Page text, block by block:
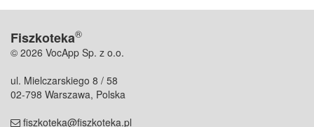
Fiszkoteka®
© 2026 VocApp Sp. z o.o.
ul. Mielczarskiego 8 / 58
02-798 Warszawa, Polska
fiszkoteka@fiszkoteka.pl